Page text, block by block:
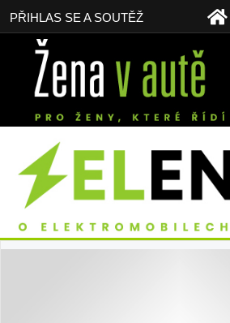
PŘIHLAS SE A SOUTĚŽ